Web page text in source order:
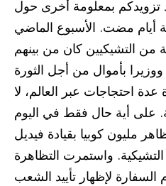
تزويدكم بمعلومة أخرى حول
مضت. الأسبوع الماضي
التشيكيين كان من بينهم
بأموال من أجل الثورة
عدة احتجاجات عبر العالم، لا
على أية حال فقط في اليوم
مليون كوبيا بقيادة فيديل
واستمرت التظاهرة
لإظهار تأييد الشعب